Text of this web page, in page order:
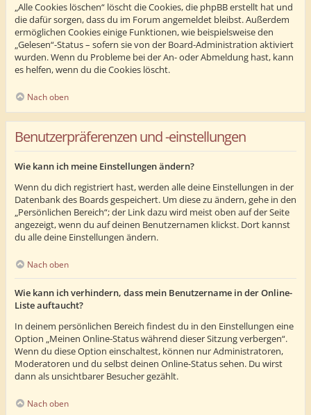
„Alle Cookies löschen“ löscht die Cookies, die phpBB erstellt hat und
die dafür sorgen, dass du im Forum angemeldet bleibst. Außerdem
ermöglichen Cookies einige Funktionen, wie beispielsweise den
„Gelesen“-Status – sofern sie von der Board-Administration aktiviert
wurden. Wenn du Probleme bei der An- oder Abmeldung hast, kann
es helfen, wenn du die Cookies löscht.
Nach oben
Benutzerpräferenzen und -einstellungen
Wie kann ich meine Einstellungen ändern?
Wenn du dich registriert hast, werden alle deine Einstellungen in der
Datenbank des Boards gespeichert. Um diese zu ändern, gehe in den
„Persönlichen Bereich“; der Link dazu wird meist oben auf der Seite
angezeigt, wenn du auf deinen Benutzernamen klickst. Dort kannst
du alle deine Einstellungen ändern.
Nach oben
Wie kann ich verhindern, dass mein Benutzername in der Online-
Liste auftaucht?
In deinem persönlichen Bereich findest du in den Einstellungen eine
Option „Meinen Online-Status während dieser Sitzung verbergen“.
Wenn du diese Option einschaltest, können nur Administratoren,
Moderatoren und du selbst deinen Online-Status sehen. Du wirst
dann als unsichtbarer Besucher gezählt.
Nach oben